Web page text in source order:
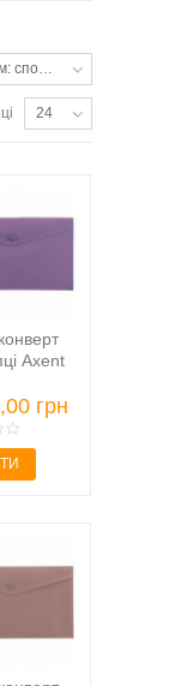
За рейтингом: спочатку популярні
24
Axent
lilac
A,...грн